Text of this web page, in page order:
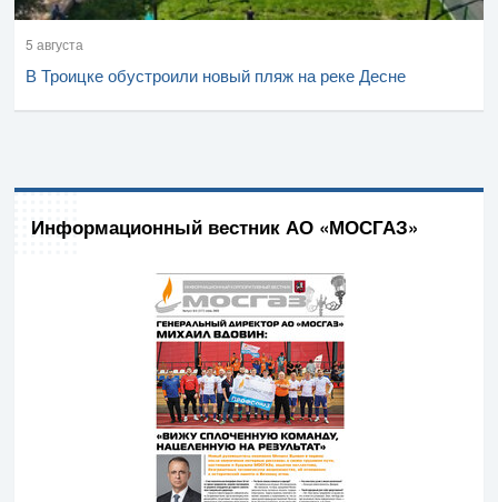
5 августа
В Троицке обустроили новый пляж на реке Десне
Информационный вестник АО «МОСГАЗ»